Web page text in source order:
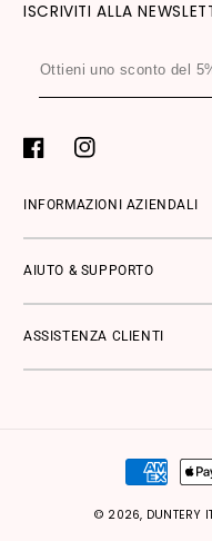
ISCRIVITI ALLA
Ottieni
uno
del
FacebookInstagram
INFORMAZIONI AZIENDALI
AIUTO & SUPPORTO
ASSISTENZA CLIENTI
Metodi
di
© 2026, DUNTERY